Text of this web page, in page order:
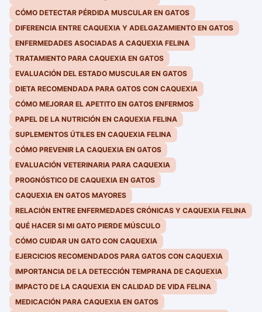
CÓMO DETECTAR PÉRDIDA MUSCULAR EN GATOS
DIFERENCIA ENTRE CAQUEXIA Y ADELGAZAMIENTO EN GATOS
ENFERMEDADES ASOCIADAS A CAQUEXIA FELINA
TRATAMIENTO PARA CAQUEXIA EN GATOS
EVALUACIÓN DEL ESTADO MUSCULAR EN GATOS
DIETA RECOMENDADA PARA GATOS CON CAQUEXIA
CÓMO MEJORAR EL APETITO EN GATOS ENFERMOS
PAPEL DE LA NUTRICIÓN EN CAQUEXIA FELINA
SUPLEMENTOS ÚTILES EN CAQUEXIA FELINA
CÓMO PREVENIR LA CAQUEXIA EN GATOS
EVALUACIÓN VETERINARIA PARA CAQUEXIA
PROGNÓSTICO DE CAQUEXIA EN GATOS
CAQUEXIA EN GATOS MAYORES
RELACIÓN ENTRE ENFERMEDADES CRÓNICAS Y CAQUEXIA FELINA
QUÉ HACER SI MI GATO PIERDE MÚSCULO
CÓMO CUIDAR UN GATO CON CAQUEXIA
EJERCICIOS RECOMENDADOS PARA GATOS CON CAQUEXIA
IMPORTANCIA DE LA DETECCIÓN TEMPRANA DE CAQUEXIA
IMPACTO DE LA CAQUEXIA EN CALIDAD DE VIDA FELINA
MEDICACIÓN PARA CAQUEXIA EN GATOS